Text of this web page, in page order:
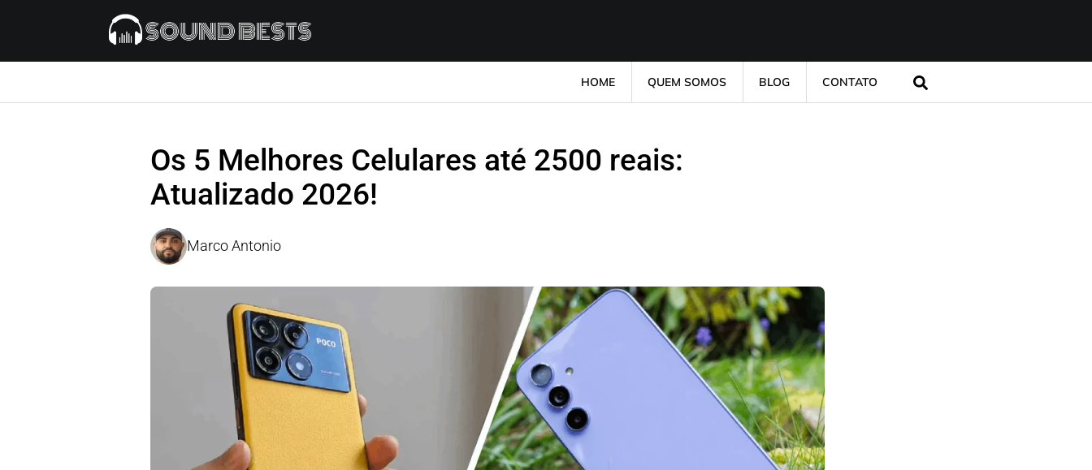
HOME QUEM SOMOS BLOG CONTATO
Os 5 Melhores Celulares até 2500 reais:
Atualizado 2026!
Marco Antonio